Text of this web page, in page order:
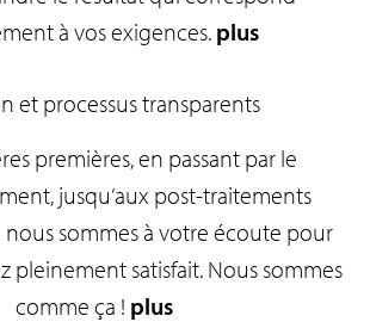
à vos exigences. plus
et processus transparents
premières, en passant par le
jusqu’aux post-traitements
sommes à votre écoute pour
pleinement satisfait. Nous sommes
comme ça ! plus